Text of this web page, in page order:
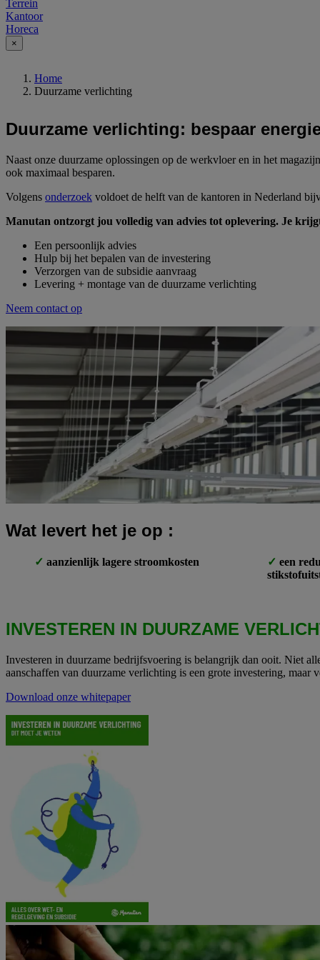
Terrein
Kantoor
Horeca
×
Home
Duurzame verlichting
Duurzame verlichting: bespaar
Naast onze duurzame oplossingen op de werkvloer en in het
ook maximaal besparen.
Volgens onderzoek voldoet de helft van de kantoren in Nederland
Manutan ontzorgt jou volledig van advies tot oplevering. Je
Een persoonlijk advies
Hulp bij het bepalen van de investering
Verzorgen van de subsidie aanvraag
Levering + montage van de duurzame verlichting
Neem contact op
Wat levert het je op :
aanzienlijk lagere stroomkosten
een
INVESTEREN IN DUURZAME
Investeren in duurzame bedrijfsvoering is belangrijk dan ooit. Niet
aanschaffen van duurzame verlichting is een grote investering,
Download onze whitepaper